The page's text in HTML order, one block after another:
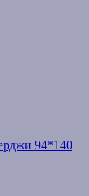
94*140